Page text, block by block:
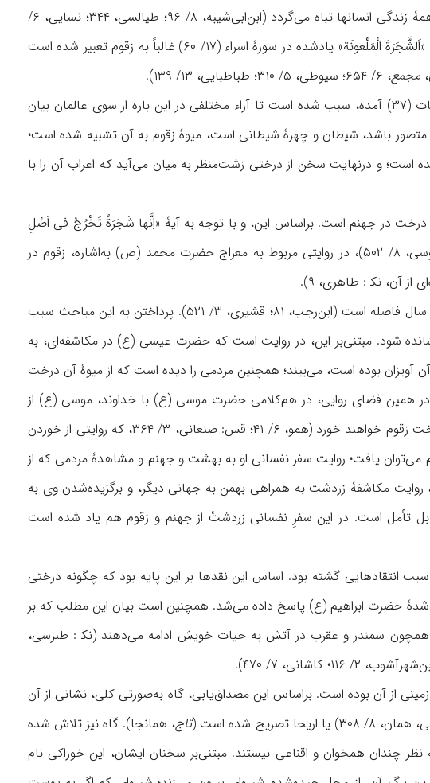
آمده است که اگر قطره‌ای (!) از زقوم جهنم بر روی زمين (يا آبهای زمينی) بچکد، همۀ زندگی انسانها تباه می‌‌گردد (ابن‌ابی‌شيبه، ۸/ ۹۶؛ طيالسی، ۳۴۴؛ نسايی، ۶/
۳۱۳؛ ابن‌حبان، ۱۶/ ۵۱۱؛ طبری، ۲۳/ ۱۳۳). در روايات تفسيری، با نگاهی گسترده‌تر، «اَلشَّجَرَةَ الْمَلْعونَة» يادشده در سورۀ اسراء (۱۷/ ۶۰) غالباً به زقوم تعبير شده است
مجمع، ۶/ ۶۵۴؛ سيوطی، ۵/ ۳۱۰؛ طباطبايی، ۱۳/ ۱۳۹).
تشبيه قرآنی ميوه‌های درخت زقوم به سر(های) شياطين که در آيۀ ۶۵ سورۀ صافات (۳۷) آمده، سبب شده است تا آراء مختلفی در اين باره از سوی عالمان بيان
باشد، شيطان و چهرۀ شيطانی است، ميوۀ زقوم به آن تشبيه شده است؛
است؛ و درنهايت سخن از درختی زشت‌منظر به ميان می‌آيد که اعراب آن را با
درخت در جهنم است. براساس اين، و با توجه به آيۀ «اِنَّها شَجَرَةٌ تَخْرُجُ فی اَصْلِ
، ۳۶۳؛ طوسی، ۸/ ۵۰۲)، در روايتی مربوط به معراج حضرت محمد (ص) به‌اشاره، زقوم در
گفتنی است که ميان دو سوی جهنم تا به انتهای آن و رسيدن به درخت زقوم، ۴۰ سال فاصله است (ابن‌رجب، ۸۱؛ قشيری، ۳/ ۵۲۱). پرداختن به اين مباحث سبب
شود. مبتنی‌بر اين، در روايت است که حضرت عيسى (ع) در مکاشفه‌ای، به
بوده است، می‌بيند؛ همچنين مردمی را ديده است که از ميوۀ آن درخت
مردمی که در وصف ايشان، رباخواری بيان شده است (ابونعيم، ۶/ ۱۱). در همين فضای روايی، در هم‌کلامی حضرت موسى (ع) با خداوند، موسى (ع) از
سرنوشت رباخواران سؤال می‌کند و پاسخ داده می‌شود که آنان در روز قيامت از درخت زقوم خواهند خورد (همو، ۶/ ۴۱؛ قس: صنعانی، ۳/ ۳۶۴، که روايتی از خوردن
می‌توان يافت؛ روايت سفر نفسانی او به بهشت و جهنم و مشاهدۀ مردمی که از
(ابن‌جوزی، ۳/ ۵۸؛ ابن‌اثير، ۱/ ۲۸۱-۲۸۲). در اين ميان، روايت مکاشفۀ زردشت به همراهی بهمن به جهانی ديگر، و برگزيده‌شدن وی به
تأمل است. در اين سفرِ نفسانی زردشتْ از جهنم و زقوم هم ياد شده است
گشته بود. اساس اين نقدها بر اين پايه بود که چگونه درختی
حضرت ابراهيم (ع) پاسخ داده می‌شد. همچنين است بيان اين مطلب که بر
همچون سمندر و عقرب در آتش به حيات خويش ادامه می‌دهند (نک‍ : طبرسی،
از آن بوده است. براساس اين مصداق‌يابی، گاه به‌صورتی کلی، نشانی از آن
تاج، همانجا). گاه نيز تلاش شده
چندان همخوان و اقناعی نيستند. مبتنی‌بر سخنان ايشان، اين خوراکی نام